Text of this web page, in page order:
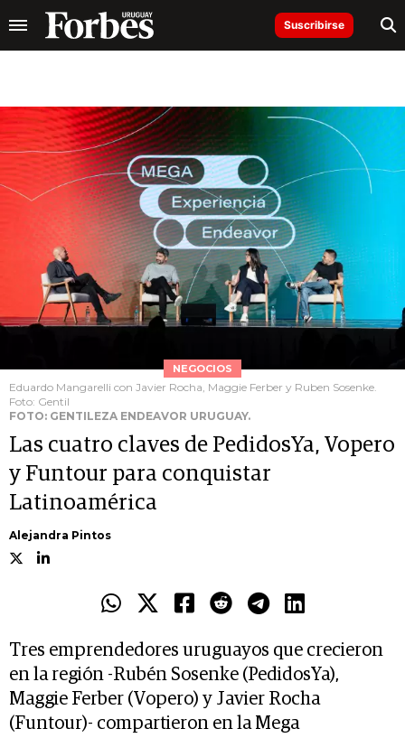
Suscribirse
NEGOCIOS
Eduardo Mangarelli con Javier Rocha, Maggie Ferber y Ruben Sosenke.
Foto: Gentil
FOTO: GENTILEZA ENDEAVOR URUGUAY.
Las cuatro claves de PedidosYa, Vopero
y Funtour para conquistar
Latinoamérica
Alejandra Pintos
Tres emprendedores uruguayos que crecieron
en la región -Rubén Sosenke (PedidosYa),
Maggie Ferber (Vopero) y Javier Rocha
(Funtour)- compartieron en la Mega